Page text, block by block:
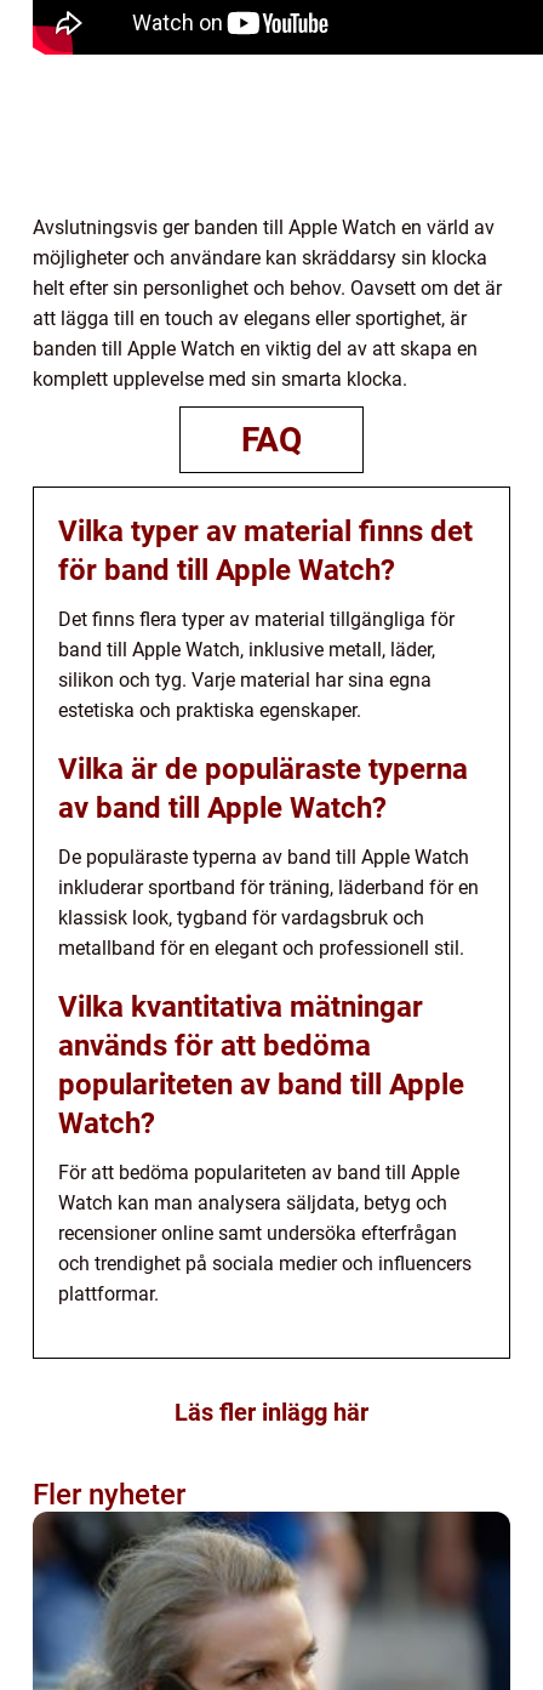
Avslutningsvis ger banden till Apple Watch en värld av
möjligheter och användare kan skräddarsy sin klocka
helt efter sin personlighet och behov. Oavsett om det är
att lägga till en touch av elegans eller sportighet, är
banden till Apple Watch en viktig del av att skapa en
komplett upplevelse med sin smarta klocka.
FAQ
Vilka typer av material finns det
för band till Apple Watch?
Det finns flera typer av material tillgängliga för
band till Apple Watch, inklusive metall, läder,
silikon och tyg. Varje material har sina egna
estetiska och praktiska egenskaper.
Vilka är de populäraste typerna
av band till Apple Watch?
De populäraste typerna av band till Apple Watch
inkluderar sportband för träning, läderband för en
klassisk look, tygband för vardagsbruk och
metallband för en elegant och professionell stil.
Vilka kvantitativa mätningar
används för att bedöma
populariteten av band till Apple
Watch?
För att bedöma populariteten av band till Apple
Watch kan man analysera säljdata, betyg och
recensioner online samt undersöka efterfrågan
och trendighet på sociala medier och influencers
plattformar.
Läs fler inlägg här
Fler nyheter